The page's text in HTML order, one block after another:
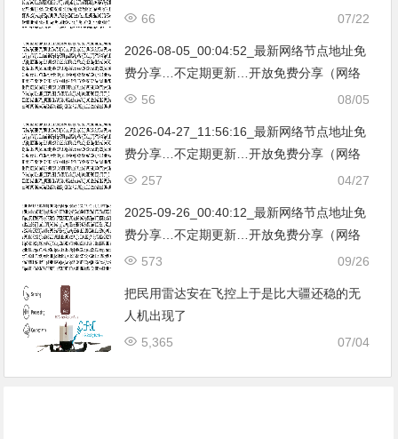
免费节点香港|日本|韩国|新加坡|台湾|马来西
07/22
66
2026-08-05_00:04:52_最新网络节点地址免
费分享…不定期更新…开放免费分享（网络
免费节点香港|日本|韩国|新加坡|台湾|马来西
08/05
56
2026-04-27_11:56:16_最新网络节点地址免
费分享…不定期更新…开放免费分享（网络
免费节点香港|日本|韩国|新加坡|台湾|马来西
04/27
257
2025-09-26_00:40:12_最新网络节点地址免
费分享…不定期更新…开放免费分享（网络
免费节点香港|日本|韩国|新加坡|台湾|马来西
09/26
573
把民用雷达安在飞控上于是比大疆还稳的无
人机出现了
07/04
5,365